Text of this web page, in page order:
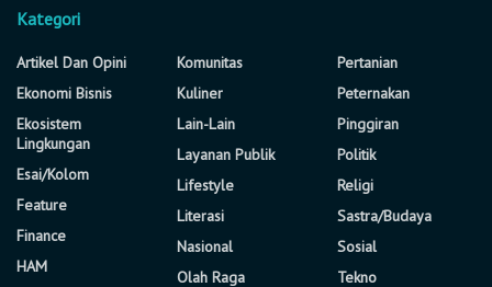
Kategori
Artikel Dan Opini
Ekonomi Bisnis
Ekosistem
Lingkungan
Esai/Kolom
Feature
Finance
HAM
Komunitas
Kuliner
Lain-Lain
Layanan Publik
Lifestyle
Literasi
Nasional
Olah Raga
Pertanian
Peternakan
Pinggiran
Politik
Religi
Sastra/Budaya
Sosial
Tekno